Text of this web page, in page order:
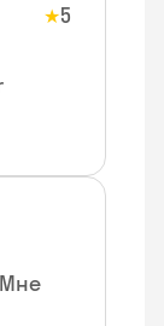
★5
Мне